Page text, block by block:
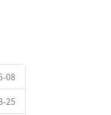
08
25